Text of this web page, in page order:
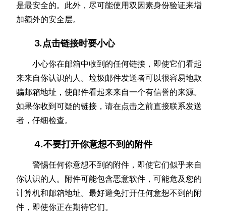
是最安全的。此外，尽可能使用双因素身份验证来增
加额外的安全层。
3.点击链接时要小心
小心你在邮箱中收到的任何链接，即使它们看起
来来自你认识的人。垃圾邮件发送者可以很容易地欺
骗邮箱地址，使邮件看起来来自一个有信誉的来源。
如果你收到可疑的链接，请在点击之前直接联系发送
者，仔细检查。
4.不要打开你意想不到的附件
警惕任何你意想不到的附件，即使它们似乎来自
你认识的人。附件可能包含恶意软件，可能危及您的
计算机和邮箱地址。最好避免打开任何意想不到的附
件，即使你正在期待它们。